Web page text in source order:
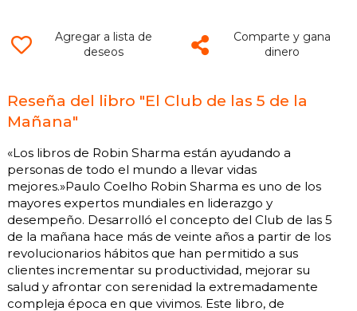
Agregar a lista de
deseos
Comparte y gana
dinero
Reseña del libro "El Club de las 5 de la
Mañana"
«Los libros de Robin Sharma están ayudando a
personas de todo el mundo a llevar vidas
mejores.»Paulo Coelho Robin Sharma es uno de los
mayores expertos mundiales en liderazgo y
desempeño. Desarrolló el concepto del Club de las 5
de la mañana hace más de veinte años a partir de los
revolucionarios hábitos que han permitido a sus
clientes incrementar su productividad, mejorar su
salud y afrontar con serenidad la extremadamente
compleja época en que vivimos. Este libro, de